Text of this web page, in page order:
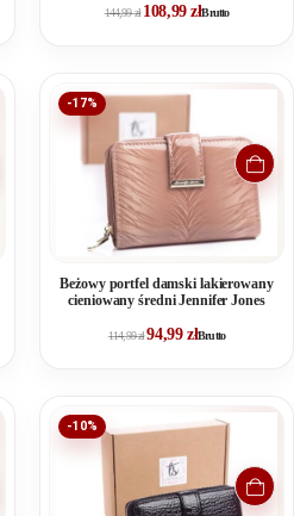
144,99zł 108,99złBrutto
-17%
Beżowy portfel damski lakierowany
cieniowany średni Jennifer Jones
114,99zł94,99 złBrutto
-10%